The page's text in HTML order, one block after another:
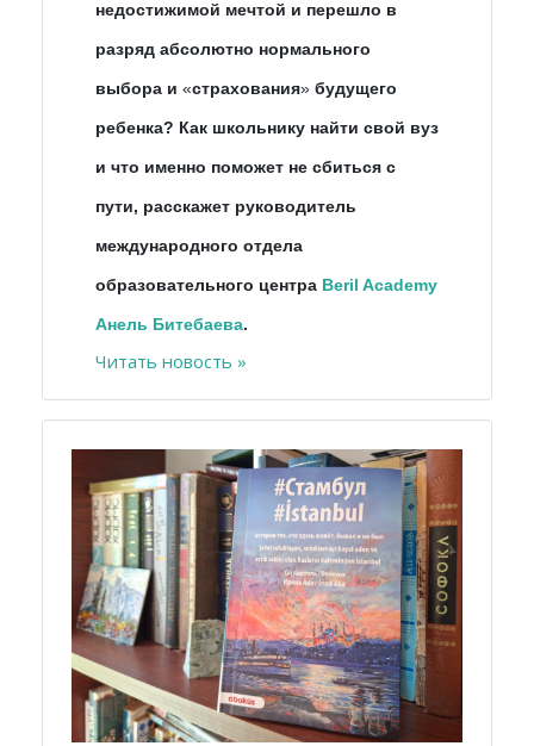
недостижимой мечтой и перешло в
разряд абсолютно нормального
выбора и «страхования» будущего
ребенка? Как школьнику найти свой вуз
и что именно поможет не сбиться с
пути, расскажет руководитель
международного отдела
образовательного центра Beril Academy
Анель Битебаева.
Читать новость »